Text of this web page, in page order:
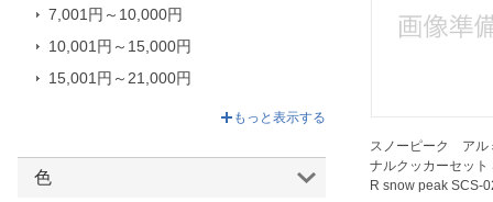
スノーピーク アル
ナルクッカーセット
R snow peak SCS-
COMPANY
7,001円～10,000円
10,001円～15,000円
15,001円～21,000円
もっと表示する
色